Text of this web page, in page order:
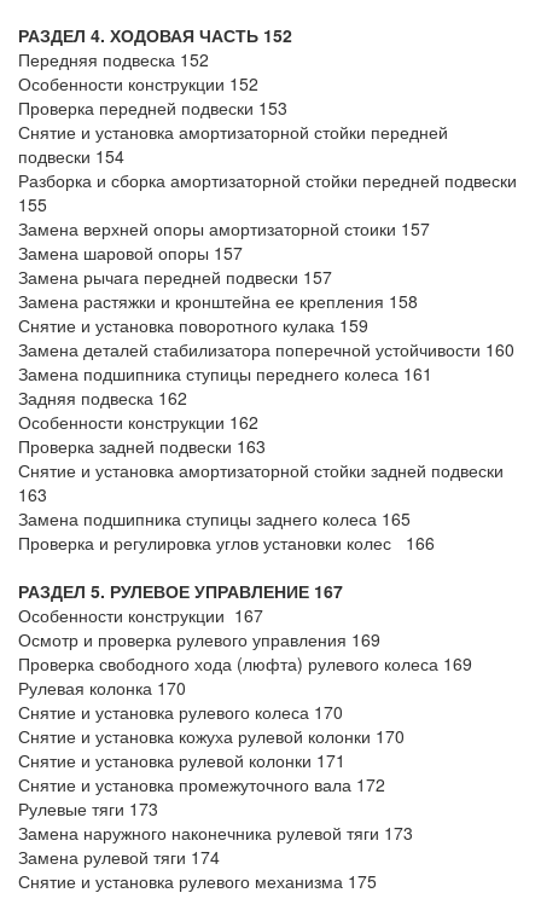
РАЗДЕЛ 4. ХОДОВАЯ ЧАСТЬ 152
Передняя подвеска 152
Особенности конструкции 152
Проверка передней подвески 153
Снятие и установка амортизаторной стойки передней
подвески 154
Разборка и сборка амортизаторной стойки передней подвески
155
Замена верхней опоры амортизаторной стоики 157
Замена шаровой опоры 157
Замена рычага передней подвески 157
Замена растяжки и кронштейна ее крепления 158
Снятие и установка поворотного кулака 159
Замена деталей стабилизатора поперечной устойчивости 160
Замена подшипника ступицы переднего колеса 161
Задняя подвеска 162
Особенности конструкции 162
Проверка задней подвески 163
Снятие и установка амортизаторной стойки задней подвески
163
Замена подшипника ступицы заднего колеса 165
Проверка и регулировка углов установки колес 166
РАЗДЕЛ 5. РУЛЕВОЕ УПРАВЛЕНИЕ 167
Особенности конструкции 167
Осмотр и проверка рулевого управления 169
Проверка свободного хода (люфта) рулевого колеса 169
Рулевая колонка 170
Снятие и установка рулевого колеса 170
Снятие и установка кожуха рулевой колонки 170
Снятие и установка рулевой колонки 171
Снятие и установка промежуточного вала 172
Рулевые тяги 173
Замена наружного наконечника рулевой тяги 173
Замена рулевой тяги 174
Снятие и установка рулевого механизма 175